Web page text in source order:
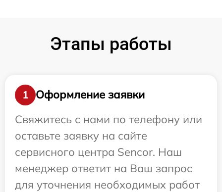
Этапы работы
1
Оформление заявки
Свяжитесь с нами по телефону или
оставьте заявку на сайте
сервисного центра Sencor. Наш
менеджер ответит на Ваш запрос
для уточнения необходимых работ